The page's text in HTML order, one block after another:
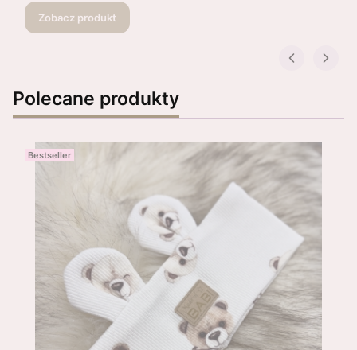
Zobacz produkt
Polecane produkty
Bestseller